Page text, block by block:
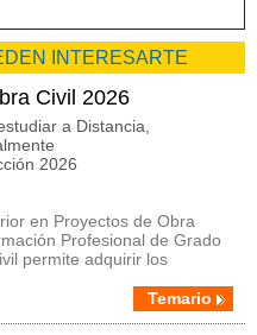
INTERESARTE
Civil 2026
a Distancia,
2026
en Proyectos de Obra
Profesional de Grado
permite adquirir los
Temario